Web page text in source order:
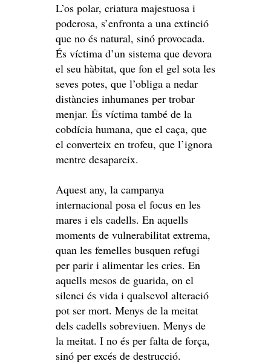
L’os polar, criatura majestuosa i
poderosa, s’enfronta a una extinció
que no és natural, sinó provocada.
És víctima d’un sistema que devora
el seu hàbitat, que fon el gel sota les
seves potes, que l’obliga a nedar
distàncies inhumanes per trobar
menjar. És víctima també de la
cobdícia humana, que el caça, que
el converteix en trofeu, que l’ignora
mentre desapareix.
Aquest any, la campanya
internacional posa el focus en les
mares i els cadells. En aquells
moments de vulnerabilitat extrema,
quan les femelles busquen refugi
per parir i alimentar les cries. En
aquells mesos de guarida, on el
silenci és vida i qualsevol alteració
pot ser mort. Menys de la meitat
dels cadells sobreviuen. Menys de
la meitat. I no és per falta de força,
sinó per excés de destrucció.